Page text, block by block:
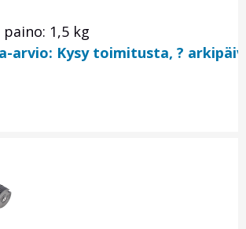
1,5 kg
arvio: Kysy toimitusta, ?